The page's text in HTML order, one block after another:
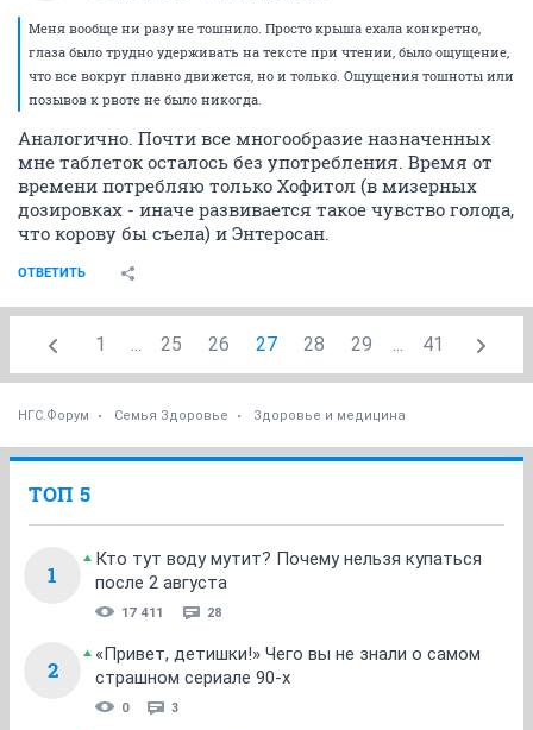
Меня вообще ни разу не тошнило. Просто крыша ехала конкретно,
глаза было трудно удерживать на тексте при чтении, было ощущение,
что все вокруг плавно движется, но и только. Ощущения тошноты или
позывов к рвоте не было никогда.
Аналогично. Почти все многообразие назначенных
мне таблеток осталось без употребления. Время от
времени потребляю только Хофитол (в мизерных
дозировках - иначе развивается такое чувство голода,
что корову бы съела) и Энтеросан.
ОТВЕТИТЬ
1 ... 25 26 27 28 29 ... 41
НГС.Форум Семья Здоровье Здоровье и медицина
ТОП 5
1
Кто тут воду мутит? Почему нельзя купаться
после 2 августа
17 411 28
2
«Привет, детишки!» Чего вы не знали о самом
страшном сериале 90-х
0 3